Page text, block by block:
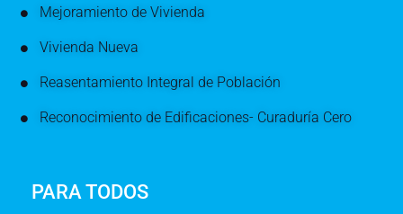
Mejoramiento de Vivienda
Vivienda Nueva
Reasentamiento Integral de Población
Reconocimiento de Edificaciones- Curaduría Cero
PARA TODOS